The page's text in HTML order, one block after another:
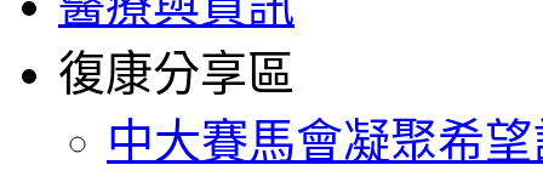
復康分享區
中大賽馬會凝聚希